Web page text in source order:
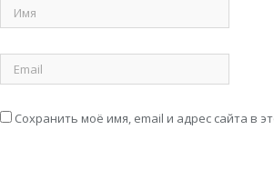
Сохранить моё имя, email и адрес сайта в